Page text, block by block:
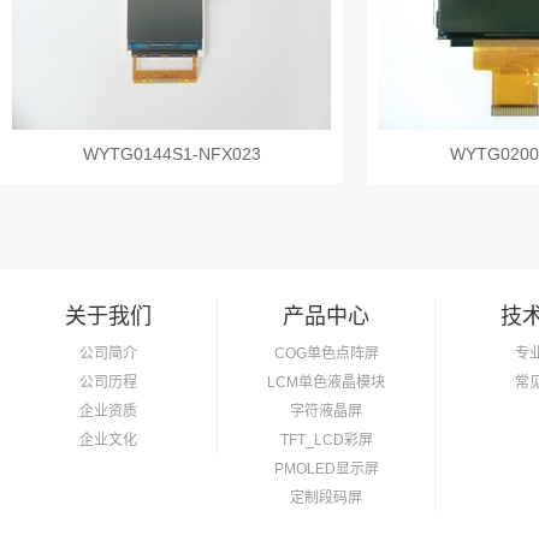
WYTG0144S1-NFX023
关于我们
公司简介
公司历程
企业资质
企业文化
产品中心
COG单色点阵屏
LCM单色液晶模块
字符液晶屏
TFT_LCD彩屏
PMOLED显示屏
定制段码屏
技
专
常